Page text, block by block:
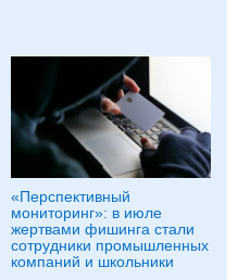
«Перспективный
мониторинг»: в июле
жертвами фишинга стали
сотрудники промышленных
компаний и школьники